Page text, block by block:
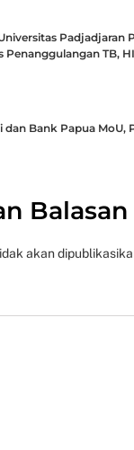
Padjadjaran
Penanggulangan TB,
Bank Papua MoU,
Balasan
akan